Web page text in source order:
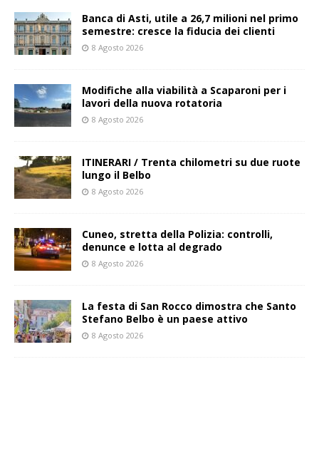
Banca di Asti, utile a 26,7 milioni nel primo
semestre: cresce la fiducia dei clienti
8 Agosto 2026
Modifiche alla viabilità a Scaparoni per i
lavori della nuova rotatoria
8 Agosto 2026
ITINERARI / Trenta chilometri su due ruote
lungo il Belbo
8 Agosto 2026
Cuneo, stretta della Polizia: controlli,
denunce e lotta al degrado
8 Agosto 2026
La festa di San Rocco dimostra che Santo
Stefano Belbo è un paese attivo
8 Agosto 2026